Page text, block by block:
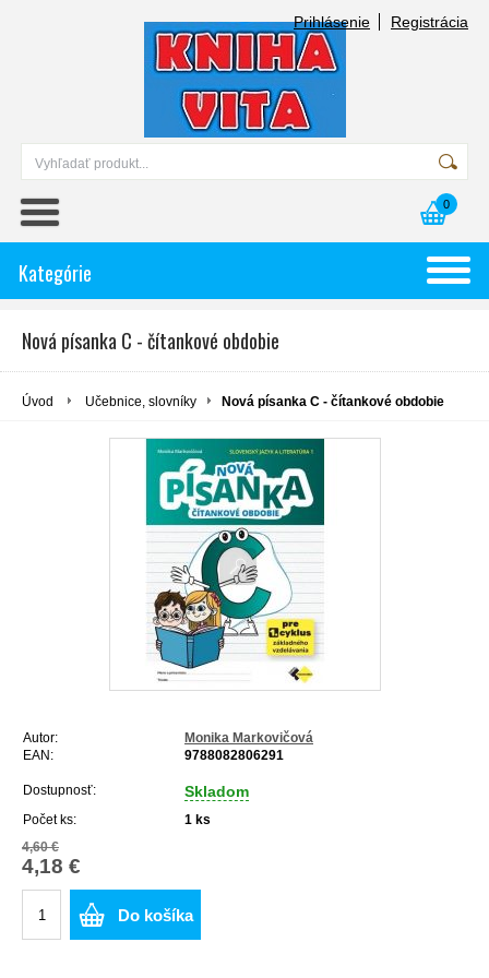
Prihlásenie Registrácia
0
Kategórie
Nová písanka C - čítankové obdobie
Úvod Učebnice, slovníky Nová písanka C - čítankové obdobie
Autor:
Monika Markovičová
EAN:
9788082806291
Dostupnosť: Skladom
Počet ks: 1 ks
4,60 €
4,18 €
Do košíka